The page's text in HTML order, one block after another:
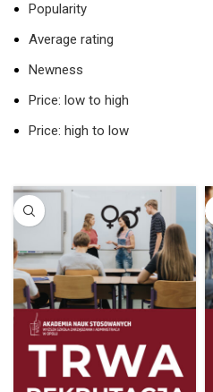
Popularity
Average rating
Newness
Price: low to high
Price: high to low